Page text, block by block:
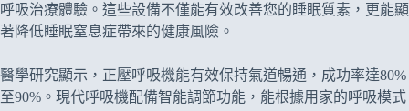
呼吸治療體驗。這些設備不僅能有效改善您的睡眠質素，更能顯
著降低睡眠窒息症帶來的健康風險。
醫學研究顯示，正壓呼吸機能有效保持氣道暢通，成功率達80%
至90%。現代呼吸機配備智能調節功能，能根據用家的呼吸模式